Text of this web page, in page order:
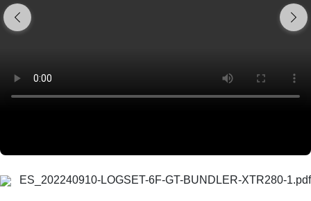
ES_202240910-LOGSET-6F-GT-BUNDLER-XTR280-1.pdf